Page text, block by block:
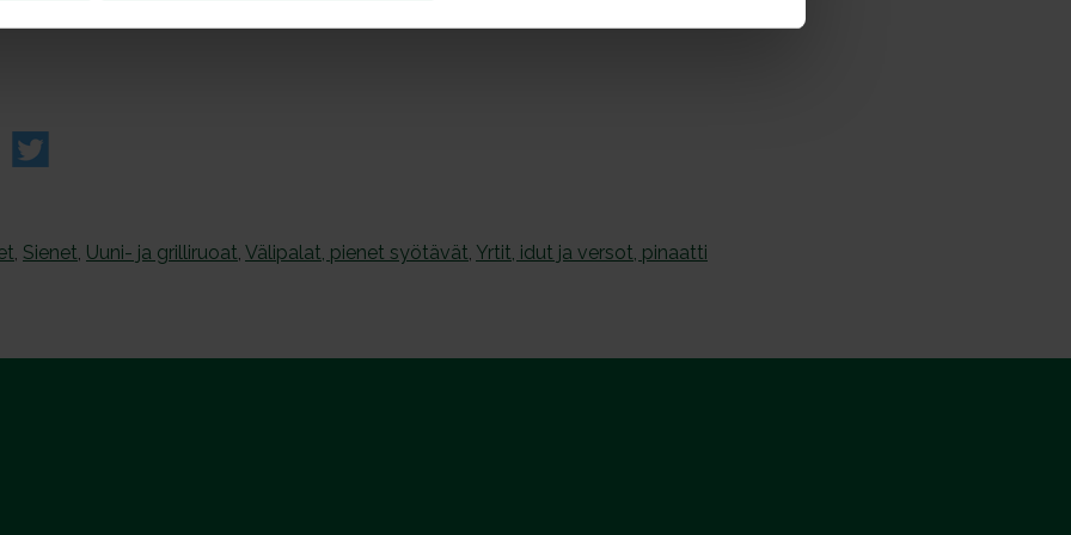
, Sienet, Uuni- ja grilliruoat, Välipalat, pienet syötävät, Yrtit, idut ja versot, pinaatti